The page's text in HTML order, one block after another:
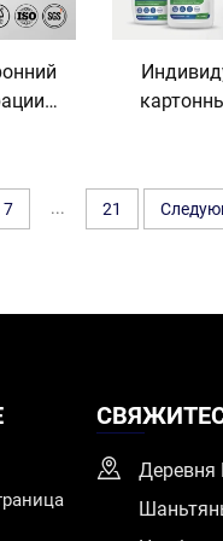
7 ... 21
Деревня